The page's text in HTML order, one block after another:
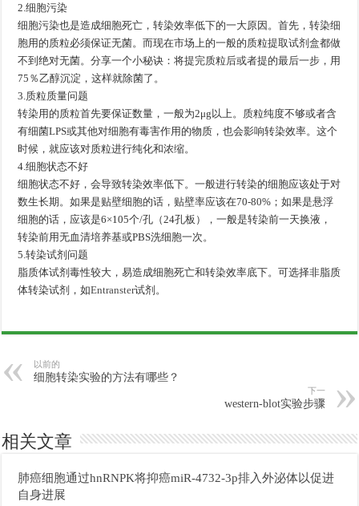
2.细胞污染
细胞污染也是造成细胞死亡，转染效率低下的一大原因。首先，转染细
胞用的质粒必须保证无菌。而现在市场上的一般的质粒提取试剂盒都做
不到绝对无菌。分享一个小秘诀：将提完质粒后或者提的最后一步，用
75％乙醇沉淀，这样就除菌了。
3.质粒质量问题
转染用的质粒首先要保证数量，一般为2μg以上。质粒纯度不够或者含
有细菌LPS或其他对细胞有毒害作用的物质，也会影响转染效率。这个
时候，就应该对质粒进行纯化和浓缩。
4.细胞状态不好
细胞状态不好，会导致转染效率低下。一般进行转染的细胞应该处于对
数生长期。如果是贴壁细胞的话，贴壁率应该在70-80%；如果是悬浮
细胞的话，应该是6×105个/孔（24孔板），一般是转染前一天换液，
转染前用无血清培养基或PBS洗细胞一次。
5.转染试剂问题
脂质体试剂毒性较大，易造成细胞死亡和转染效率底下。可选择非脂质
体转染试剂，如Entranster试剂。
以前的
细胞转染实验的方法有哪些？
下一
western-blot实验步骤
相关文章
肺癌细胞通过hnRNPK将抑癌miR-4732-3p排入外泌体以促进
自身进展